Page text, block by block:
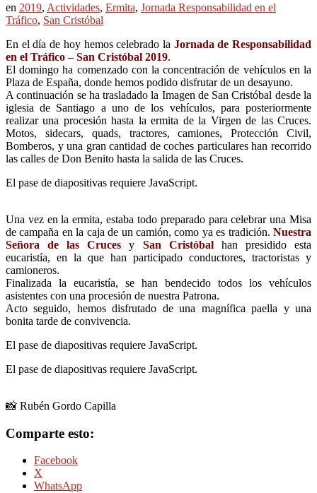
en 2019, Actividades, Ermita, Jornada Responsabilidad en el
Tráfico, San Cristóbal
En el día de hoy hemos celebrado la Jornada de Responsabilidad
en el Tráfico – San Cristóbal 2019.
El domingo ha comenzado con la concentración de vehículos en la
Plaza de España, donde hemos podido disfrutar de un desayuno.
A continuación se ha trasladado la Imagen de San Cristóbal desde la
iglesia de Santiago a uno de los vehículos, para posteriormente
realizar una procesión hasta la ermita dela Virgen de las Cruces.
Motos, sidecars, quads, tractores, camiones, Protección Civil,
Bomberos, y una gran cantidad de coches particulares han recorrido
las calles de Don Benito hasta la salida de las Cruces.
El pase de diapositivas requiere JavaScript.
Una vez en la ermita, estaba todo preparado para celebrar una Misa
de campaña en la caja de un camión, como ya es tradición. Nuestra
Señora de las Cruces y San Cristóbalhan presidido esta
eucaristía, en la que han participado conductores, tractoristas y
camioneros.
Finalizada la eucaristía, se han bendecido todos los vehículos
asistentes con una procesión de nuestra Patrona.
Acto seguido, hemos disfrutado de una magnífica paella y una
bonita tarde de convivencia.
El pase de diapositivas requiere JavaScript.
El pase de diapositivas requiere JavaScript.
📸 Rubén Gordo Capilla
Comparte esto:
Facebook
X
WhatsApp